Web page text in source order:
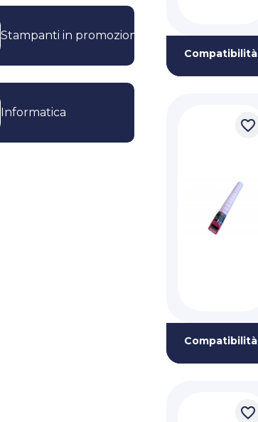
Stampanti in promozione
Informatica
Compatibilità
favorite_border
Compatibilità
favorite_border